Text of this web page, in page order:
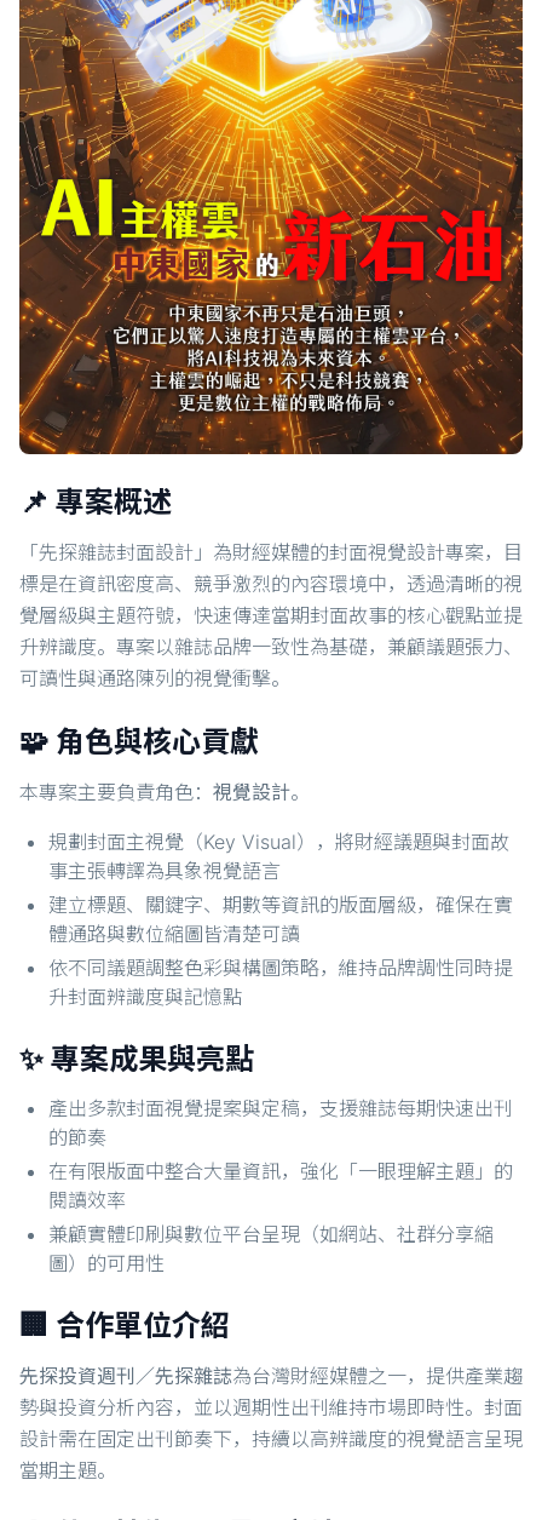
📌 專案概述
「先探雜誌封面設計」為財經媒體的封面視覺設計專案，目
標是在資訊密度高、競爭激烈的內容環境中，透過清晰的視
覺層級與主題符號，快速傳達當期封面故事的核心觀點並提
升辨識度。專案以雜誌品牌一致性為基礎，兼顧議題張力、
可讀性與通路陳列的視覺衝擊。
🧩 角色與核心貢獻
本專案主要負責角色： 視覺設計。
規劃封面主視覺（Key Visual），將財經議題與封面故
事主張轉譯為具象視覺語言
建立標題、關鍵字、期數等資訊的版面層級，確保在實
體通路與數位縮圖皆清楚可讀
依不同議題調整色彩與構圖策略，維持品牌調性同時提
升封面辨識度與記憶點
✨ 專案成果與亮點
產出多款封面視覺提案與定稿，支援雜誌每期快速出刊
的節奏
在有限版面中整合大量資訊，強化「一眼理解主題」的
閱讀效率
兼顧實體印刷與數位平台呈現（如網站、社群分享縮
圖）的可用性
🏢 合作單位介紹
先探投資週刊／先探雜誌為台灣財經媒體之一，提供產業趨
勢與投資分析內容，並以週期性出刊維持市場即時性。封面
設計需在固定出刊節奏下，持續以高辨識度的視覺語言呈現
當期主題。